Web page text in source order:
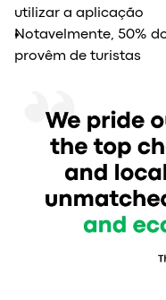
utilizar a aplicação
Notavelmente, 50%
provêm de turistas